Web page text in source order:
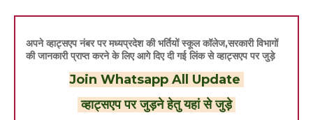
अपने व्हाट्सएप नंबर पर मध्यप्रदेश की भर्तियों स्कूल कॉलेज,सरकारी विभागों
की जानकारी प्राप्त करने के लिए आगे दिए दी गई लिंक से व्हाट्सएप पर जुड़े
Join Whatsapp All Update
व्हाट्सएप पर जुड़ने हेतु यहां से जुड़े